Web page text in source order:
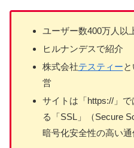
ユーザー数400万人以
ヒルナンデスで紹介
株式会社テスティー
営
サイトは「https://」
る「SSL」（Secure
暗号化安全性の高い